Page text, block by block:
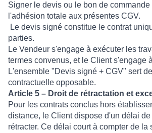
Signer le devis ou le bon de
l'adhésion totale aux présentes CGV.
Le devis signé constitue le contrat
parties.
Le Vendeur s'engage à exécuter les
termes convenus, et le Client s'engage
L'ensemble "Devis signé + CGV" sert
contractuelle opposable.
Article 5 – Droit de rétractation et
Pour les contrats conclus hors
distance, le Client dispose d'un délai de
rétracter. Ce délai court à compter de la